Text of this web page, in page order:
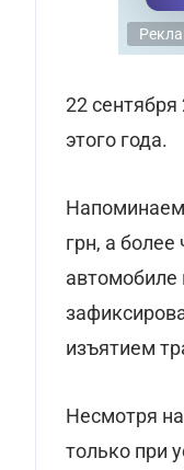
22 сентября
этого года.
грн, а
автомобиле
изъятием
Несмотря
только при